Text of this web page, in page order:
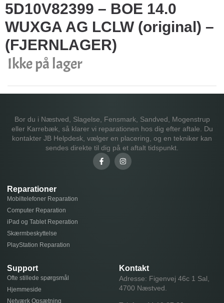
5D10V82399 – BOE 14.0
WUXGA AG LCLW (original) –
(FJERNLAGER)
Ikke på lager
Bor du i Næstved, Slagelse, Fensmark, Sandved, Mogenstrup
eller Karrebæk, så klarer vi reparationen hos dig efter aftale. Du
kontakter JB Helpdesk, vælger en placering, og en tekniker kan
sendes direkte til dig på et aftalt tidspunkt.
Reparationer
Mobiltelefoner Reparation
Computer Reparation
iPad og Tablet Reperation
Skærmbeskyttelse
PlayStation Reparation
Support
Ofte stillede spørgsmål
Hjemmeside
Netværk Opsætning
Kontakt
Adresse: Figenvej 46c 1 Sal,
4700 Næstved.